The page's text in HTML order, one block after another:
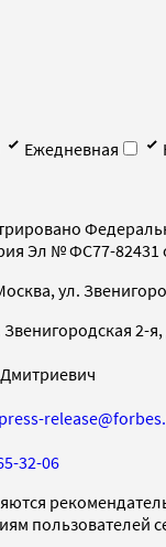
Ежедневная
Эл № ФС77-82431
ул.
2-я,
press-
32-06
пользователей